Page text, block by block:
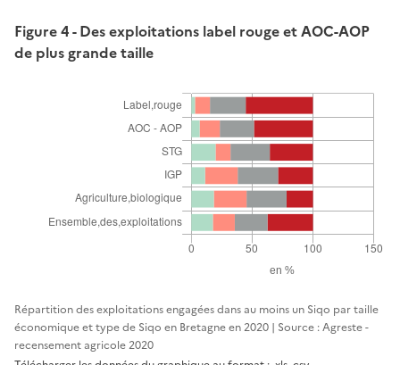
Figure 4 - Des exploitations label rouge et AOC-AOP
de plus grande taille
Répartition des exploitations engagées dans au moins un Siqo par taille
économique et type de Siqo en Bretagne en 2020 | Source : Agreste -
recensement agricole 2020